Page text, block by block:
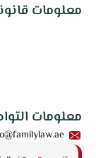
معلومات
معلومات